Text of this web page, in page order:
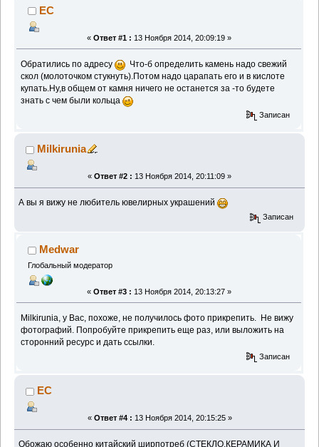
EC
« Ответ #1 : 13 Ноября 2014, 20:09:19 »
Обратились по адресу
Что-б определить камень надо свежий
скол (молоточком стукнуть).Потом надо царапать его и в кислоте
купать.Ну,в общем от камня ничего не останется за -то будете
знать с чем были кольца
Записан
Milkirunia
« Ответ #2 : 13 Ноября 2014, 20:11:09 »
А вы я вижу не любитель ювелирных украшений
Записан
Medwar
Глобальный модератор
« Ответ #3 : 13 Ноября 2014, 20:13:27 »
Milkirunia, у Вас, похоже, не получилось фото прикрепить. Не вижу
фотографий. Попробуйте прикрепить еще раз, или выложить на
сторонний ресурс и дать ссылки.
Записан
EC
« Ответ #4 : 13 Ноября 2014, 20:15:25 »
Обожаю особенно китайский ширпотреб (СТЕКЛО,КЕРАМИКА И